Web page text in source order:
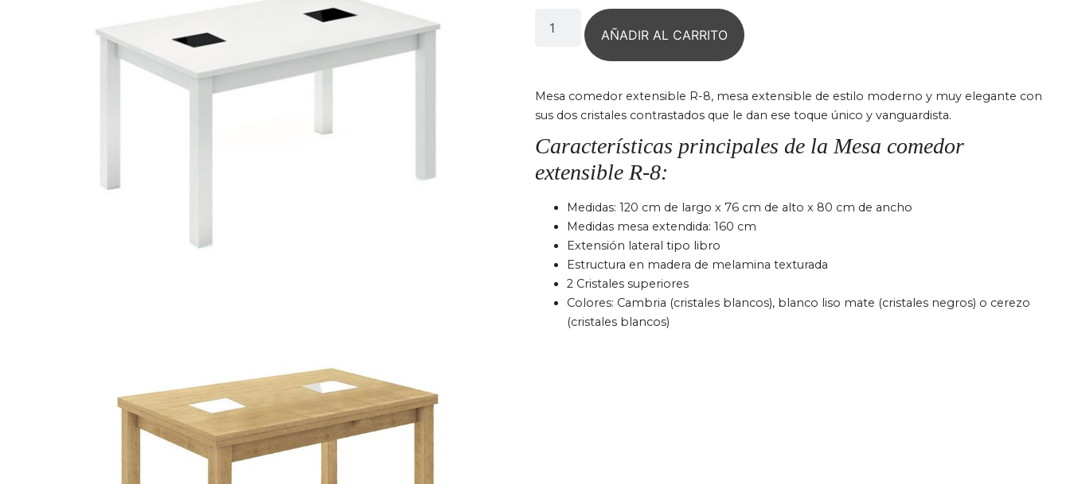
AÑADIR AL CARRITO
Mesa comedor extensible R-8, mesa extensible de estilo moderno y muy elegante con
sus dos cristales contrastados que le dan ese toque único y vanguardista.
Características principales de la Mesa comedor
extensible R-8:
Medidas: 120 cm de largo x 76 cm de alto x 80 cm de ancho
Medidas mesa extendida: 160 cm
Extensión lateral tipo libro
Estructura en madera de melamina texturada
2 Cristales superiores
Colores: Cambria (cristales blancos), blanco liso mate (cristales negros) o cerezo
(cristales blancos)